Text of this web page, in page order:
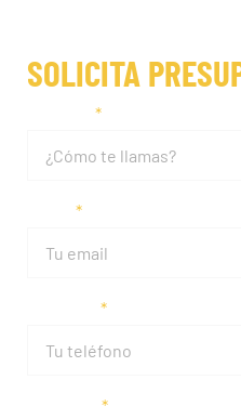
SOLICITA